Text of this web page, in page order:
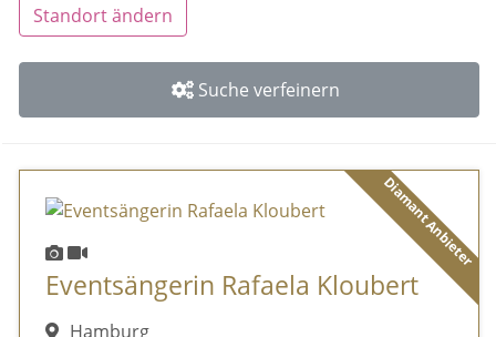
Standort ändern
Suche verfeinern
Diamant Anbieter
Eventsängerin Rafaela Kloubert
Hamburg